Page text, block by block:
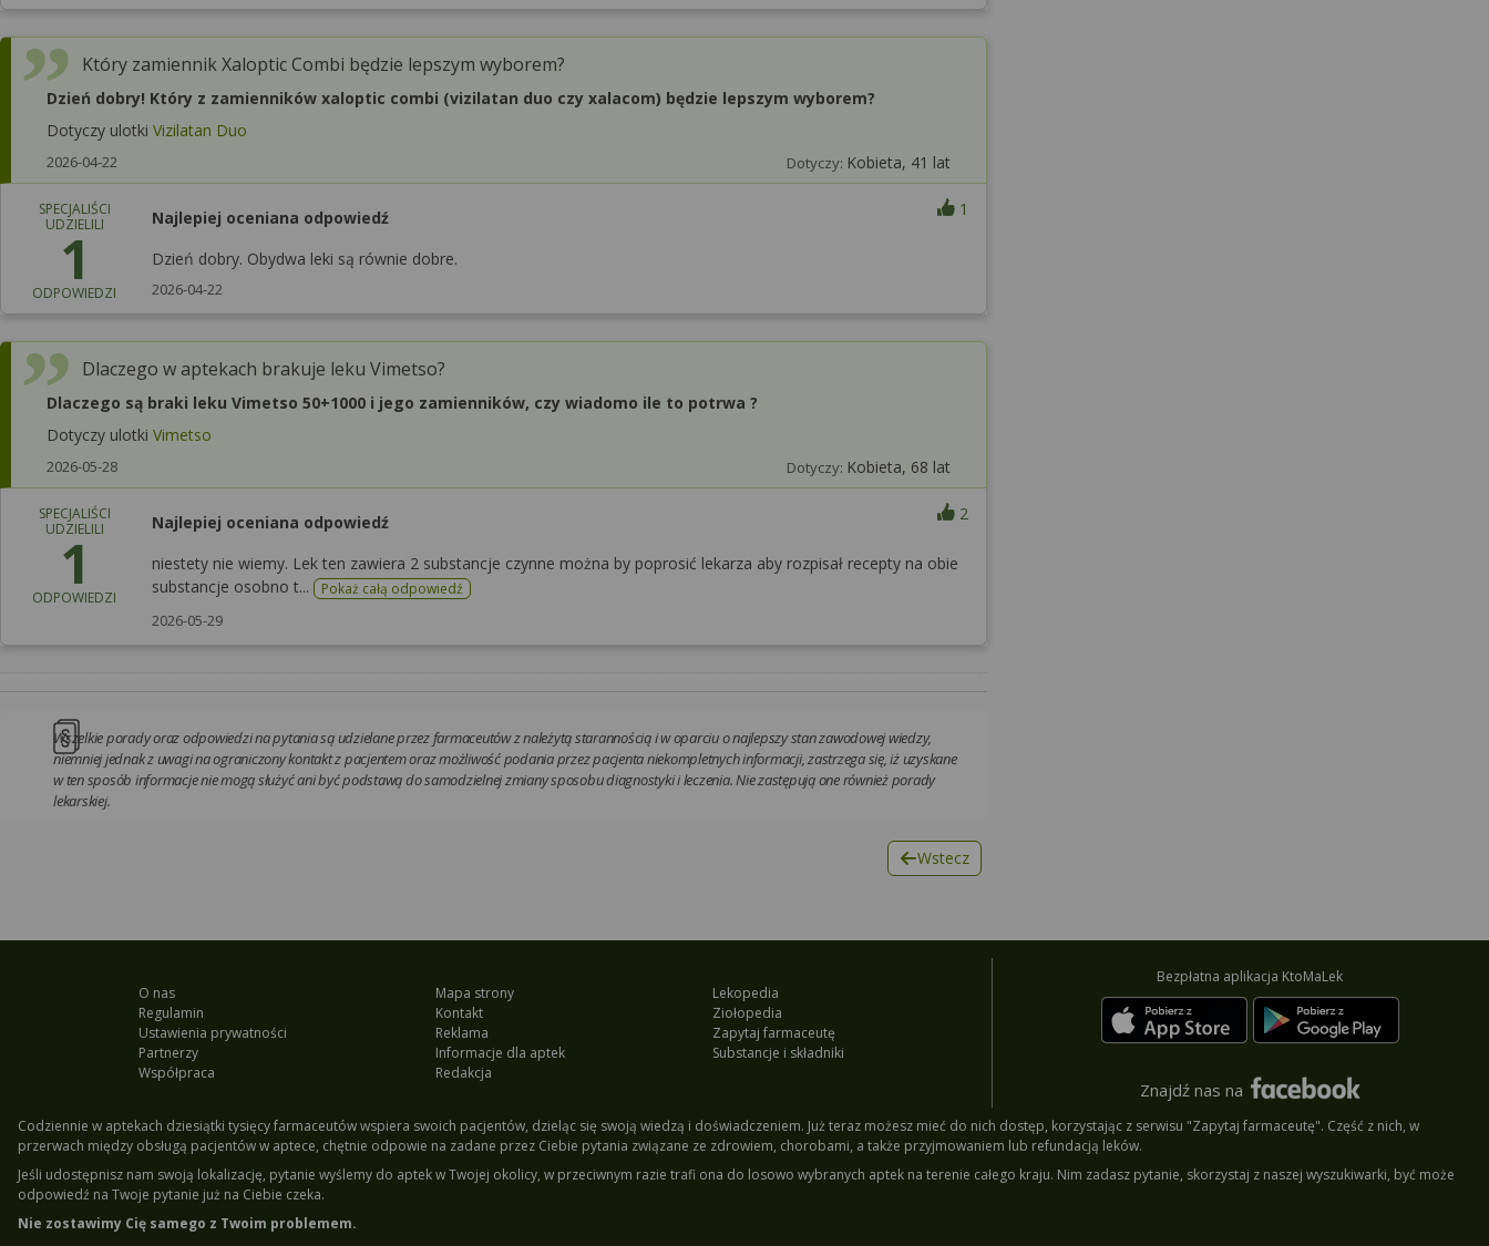
Który zamiennik Xaloptic Combi będzie lepszym wyborem?
Dzień dobry! Który z zamienników xaloptic combi (vizilatan duo czy xalacom) będzie lepszym wyborem?
Dotyczy ulotki Vizilatan Duo
2026-04-22 Dotyczy: Kobieta, 41 lat
SPECJALIŚCI
UDZIELILI
1
ODPOWIEDZI
Najlepiej oceniana odpowiedź 1
Dzień dobry. Obydwa leki są równie dobre.
2026-04-22
Dlaczego w aptekach brakuje leku Vimetso?
Dlaczego są braki leku Vimetso 50+1000 i jego zamienników, czy wiadomo ile to potrwa ?
Dotyczy ulotki Vimetso
2026-05-28 Dotyczy: Kobieta, 68 lat
SPECJALIŚCI
UDZIELILI
1
ODPOWIEDZI
Najlepiej oceniana odpowiedź 2
niestety nie wiemy. Lek ten zawiera 2 substancje czynne można by poprosić lekarza aby rozpisał recepty na obie
substancje osobno t...
Pokaż całą odpowiedź
2026-05-29
Wszelkie porady oraz odpowiedzi na pytania są udzielane przez farmaceutów z należytą starannością i w oparciu o najlepszy stan zawodowej wiedzy,
niemniej jednak z uwagi na ograniczony kontakt z pacjentem oraz możliwość podania przez pacjenta niekompletnych informacji, zastrzega się, iż uzyskane
w ten sposób informacje nie mogą służyć ani być podstawą do samodzielnej zmiany sposobu diagnostyki i leczenia. Nie zastępują one również porady
lekarskiej.
Wstecz
O nas
Regulamin
Ustawienia prywatności
Partnerzy
Współpraca
Mapa strony
Kontakt
Reklama
Informacje dla aptek
Redakcja
Lekopedia
Ziołopedia
Zapytaj farmaceutę
Substancje i składniki
Bezpłatna aplikacja KtoMaLek
Znajdź nas na
Codziennie w aptekach dziesiątki tysięcy farmaceutów wspiera swoich pacjentów, dzieląc się swoją wiedzą i doświadczeniem. Już teraz możesz mieć do nich dostęp, korzystając z serwisu "Zapytaj farmaceutę". Część z nich, w
przerwach między obsługą pacjentów w aptece, chętnie odpowie na zadane przez Ciebie pytania związane ze zdrowiem, chorobami, a także przyjmowaniem lub refundacją leków.
Jeśli udostępnisz nam swoją lokalizację, pytanie wyślemy do aptek w Twojej okolicy, w przeciwnym razie trafi ona do losowo wybranych aptek na terenie całego kraju. Nim zadasz pytanie, skorzystaj z naszej wyszukiwarki, być może
odpowiedź na Twoje pytanie już na Ciebie czeka.
Nie zostawimy Cię samego z Twoim problemem.